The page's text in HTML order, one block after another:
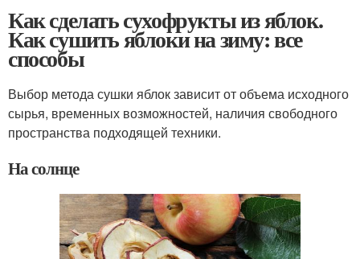
Как сделать сухофрукты из яблок.
Как сушить яблоки на зиму: все
способы
Выбор метода сушки яблок зависит от объема исходного
сырья, временных возможностей, наличия свободного
пространства подходящей техники.
На солнце